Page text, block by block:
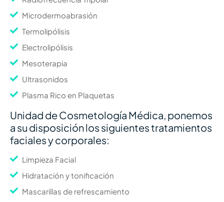
Microdermoabrasión
Termolipólisis
Electrolipólisis
Mesoterapia
Ultrasonidos
Plasma Rico en Plaquetas
Unidad de Cosmetología Médica, ponemos
a su disposición los siguientes tratamientos
faciales y corporales:
Limpieza Facial
Hidratación y tonificación
Mascarillas de refrescamiento